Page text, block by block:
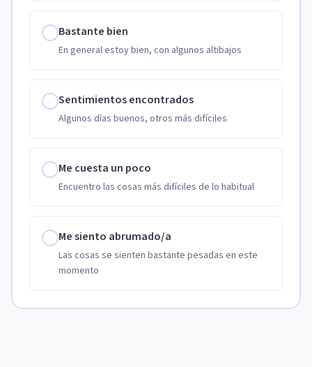
Bastante bien
En general estoy bien, con algunos altibajos
Sentimientos encontrados
Algunos días buenos, otros más difíciles
Me cuesta un poco
Encuentro las cosas más difíciles de lo habitual
Me siento abrumado/a
Las cosas se sienten bastante pesadas en este
momento